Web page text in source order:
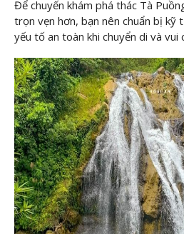
Để chuyến khám phá thác Tà
trọn vẹn hơn, bạn nên chuẩn bị kỹ
yếu tố an toàn khi chuyển di và vui